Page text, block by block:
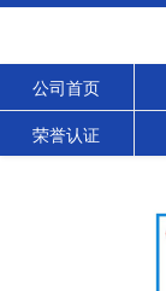
公司首页
荣誉认证